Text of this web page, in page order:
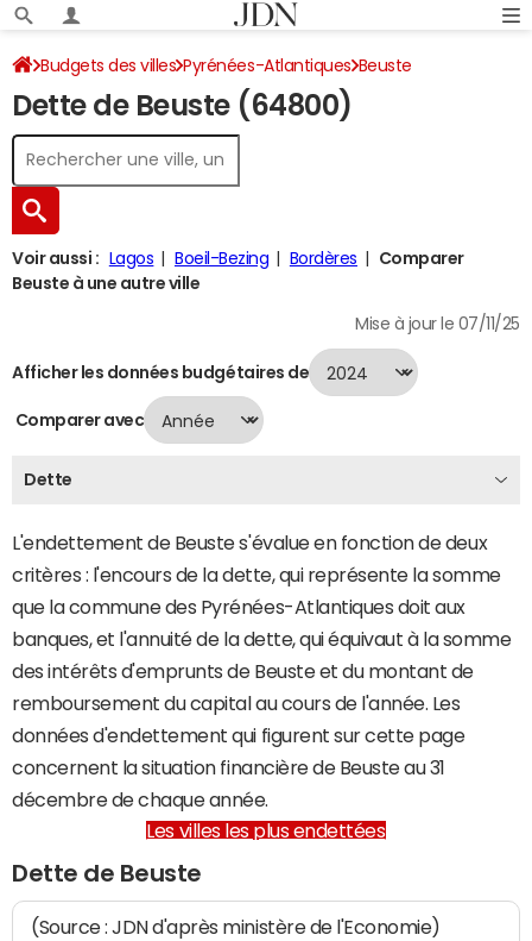
Budgets des villes Pyrénées-Atlantiques Beuste
Dette au 31/12/2024
Dette de Beuste (64800)
Voir aussi : Lagos Boeil-Bezing Bordères
Comparer
Beuste à une autre ville
Mise à jour le 07/11/25
Afficher les données budgétaires de
Comparer avec
Dette
L'endettement de Beuste s'évalue en fonction de deux
critères : l'encours de la dette, qui représente la somme
que la commune des Pyrénées-Atlantiques doit aux
banques, et l'annuité de la dette, qui équivaut à la somme
des intérêts d'emprunts de Beuste et du montant de
remboursement du capital au cours de l'année. Les
données d'endettement qui figurent sur cette page
concernent la situation financière de Beuste au 31
décembre de chaque année.
Les villes les plus endettées
Dette de Beuste
(Source : JDN d'après ministère de l'Economie)